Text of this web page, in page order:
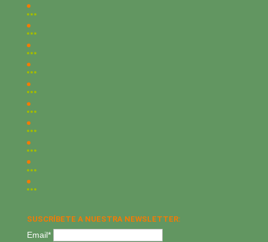
SUSCRÍBETE A NUESTRA NEWSLETTER:
Email*